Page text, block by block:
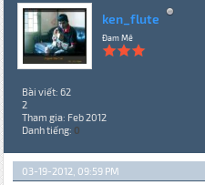
ken_flute
Đam Mê
Bài viết: 62
2
Tham gia: Feb 2012
Danh tiếng: 0
03-19-2012, 09:59 PM